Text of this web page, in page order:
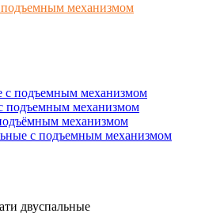
подъемным механизмом
с подъемным механизмом
подъемным механизмом
механизмом
с подъемным механизмом
двуспальные